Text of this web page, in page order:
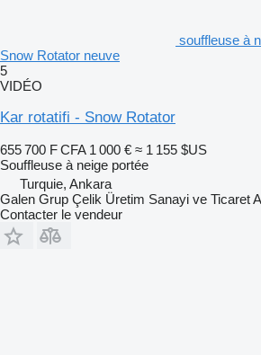
souffleuse à
Snow Rotator neuve
5
VIDÉO
Kar rotatifi - Snow Rotator
655 700 F CFA 1 000 € ≈ 1 155 $US
Souffleuse à neige portée
Turquie, Ankara
Galen Grup Çelik Üretim Sanayi ve Ticaret
Contacter le vendeur